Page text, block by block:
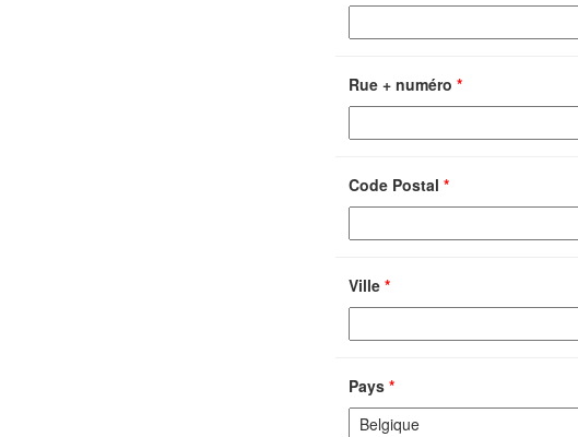
Rue + numéro *
Code Postal *
Ville *
Pays *